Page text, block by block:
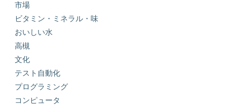
市場
ビタミン・ミネラル・味
おいしい水
高槻
文化
テスト自動化
プログラミング
コンピュータ